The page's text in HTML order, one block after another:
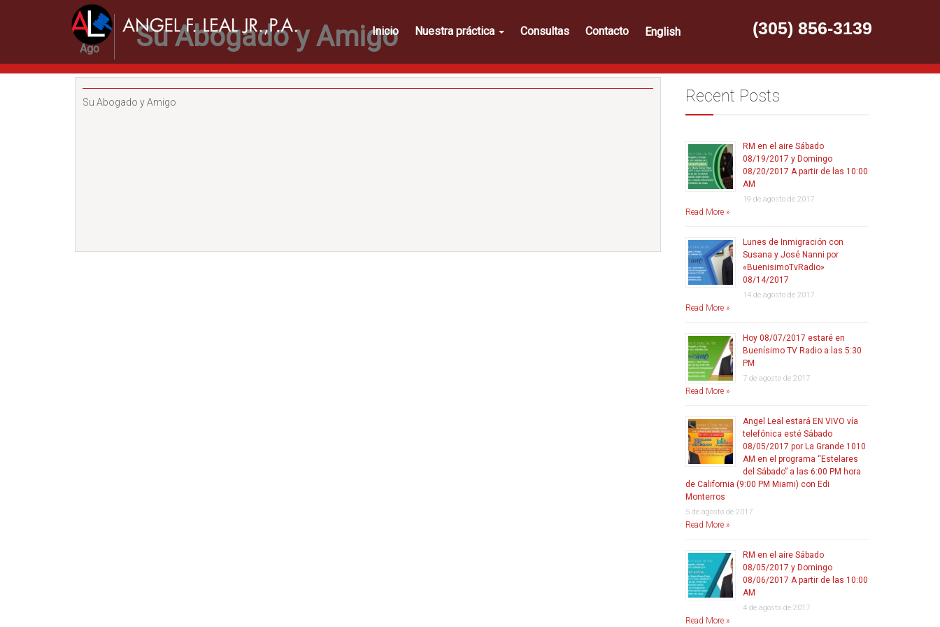
Inicio Nuestra práctica Consultas Contacto English (305) 856-3139
19
Ago Su Abogado y Amigo
Su Abogado y Amigo Recent Posts
RM en el aire Sábado
08/19/2017 y Domingo
08/20/2017 A partir de las 10:00
AM
19 de agosto de 2017
Read More »
Lunes de Inmigración con
Susana y José Nanni por
«BuenisimoTvRadio»
08/14/2017
14 de agosto de 2017
Read More »
Hoy 08/07/2017 estaré en
Buenísimo TV Radio a las 5:30
PM
7 de agosto de 2017
Read More »
Angel Leal estará EN VIVO vía
telefónica esté Sábado
08/05/2017 por La Grande 1010
AM en el programa “Estelares
del Sábado” a las 6:00 PM hora
de California (9:00 PM Miami) con Edi
Monterros
5 de agosto de 2017
Read More »
RM en el aire Sábado
08/05/2017 y Domingo
08/06/2017 A partir de las 10:00
AM
4 de agosto de 2017
Read More »